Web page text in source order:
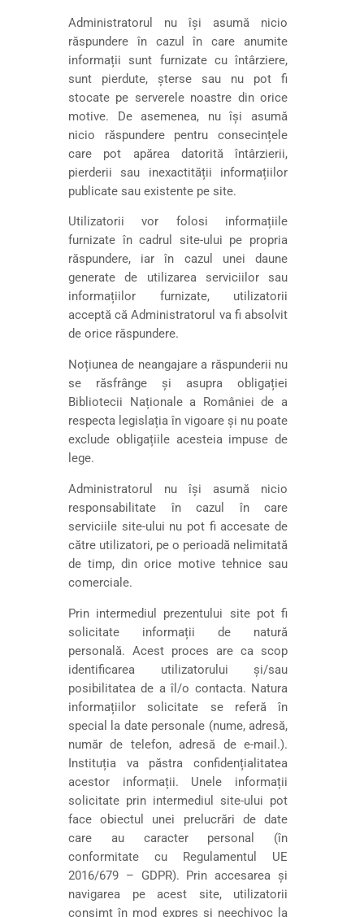
Administratorul nu își asumă nicio
răspundere în cazul în care anumite
informații sunt furnizate cu întârziere,
sunt pierdute, șterse sau nu pot fi
stocate pe serverele noastre din orice
motive. De asemenea, nu își asumă
nicio răspundere pentru consecințele
care pot apărea datorită întârzierii,
pierderii sau inexactității informațiilor
publicate sau existente pe site.
Utilizatorii vor folosi informațiile
furnizate în cadrul site-ului pe propria
răspundere, iar în cazul unei daune
generate de utilizarea serviciilor sau
informațiilor furnizate, utilizatorii
acceptă că Administratorul va fi absolvit
de orice răspundere.
Noțiunea de neangajare a răspunderii nu
se răsfrânge și asupra obligației
Bibliotecii Naționale a României de a
respecta legislația în vigoare și nu poate
exclude obligațiile acesteia impuse de
lege.
Administratorul nu își asumă nicio
responsabilitate în cazul în care
serviciile site-ului nu pot fi accesate de
către utilizatori, pe o perioadă nelimitată
de timp, din orice motive tehnice sau
comerciale.
Prin intermediul prezentului site pot fi
solicitate informații de natură
personală. Acest proces are ca scop
identificarea utilizatorului și/sau
posibilitatea de a îl/o contacta. Natura
informațiilor solicitate se referă în
special la date personale (nume, adresă,
număr de telefon, adresă de e-mail.).
Instituția va păstra confidențialitatea
acestor informații. Unele informații
solicitate prin intermediul site-ului pot
face obiectul unei prelucrări de date
care au caracter personal (în
conformitate cu Regulamentul UE
2016/679 – GDPR). Prin accesarea și
navigarea pe acest site, utilizatorii
consimt în mod expres și neechivoc la